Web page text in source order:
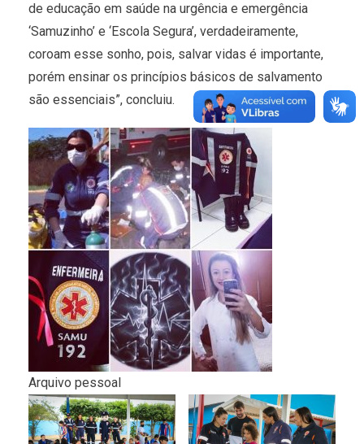
de educação em saúde na urgência e emergência
‘Samuzinho’ e ‘Escola Segura’, verdadeiramente,
coroam esse sonho, pois, salvar vidas é importante,
porém ensinar os princípios básicos de salvamento
são essenciais”, concluiu.
Arquivo pessoal